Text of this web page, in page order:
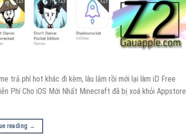
trả phí hot khác đi kèm, lâu lắm rồi mới lại làm iD Free
Phí Cho iOS Mới Nhất Minecraft đã bị xoá khỏi Appstore
reading →